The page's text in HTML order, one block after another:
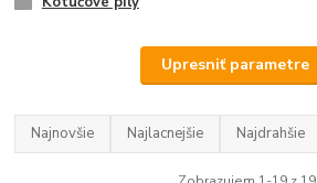
Upresniť parametre
Najnovšie Najlacnejšie Najdrahšie